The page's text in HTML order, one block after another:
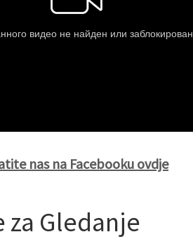
nas na Facebooku ovdje
za Gledanje